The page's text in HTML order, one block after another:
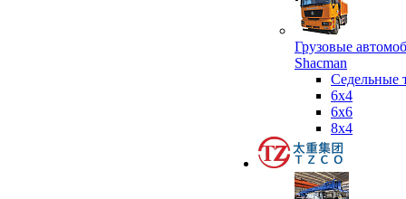
Грузовые
Shacman
Седельные
6х4
6x6
8x4